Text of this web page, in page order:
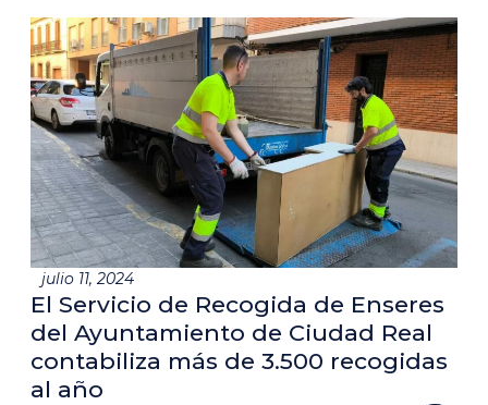
julio 11, 2024
El Servicio de Recogida de Enseres
del Ayuntamiento de Ciudad Real
contabiliza más de 3.500 recogidas
al año